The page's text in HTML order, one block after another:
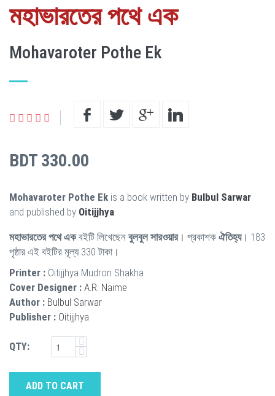
মহাভারতের পথে এক
Mohavaroter Pothe Ek
BDT 330.00
Mohavaroter Pothe Ek is a book written by Bulbul Sarwar
and published by Oitijjhya
মহাভারতের পথে একবইটি লিখেছেন বুলবুল সারওয়ার। প্রকাশক ঐতিহ্য। 183
পৃষ্ঠার এই বইটির মূল্য 330 টাকা।
Printer : Oitijjhya Mudron Shakha
Cover Designer : A.R. Naime
Author : Bulbul Sarwar
Publisher : Oitijjhya
QTY:
ADD TO CART